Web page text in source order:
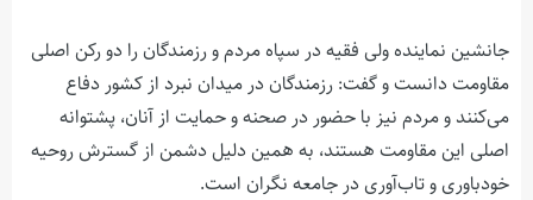
جانشین نماینده ولی فقیه در سپاه مردم و رزمندگان را دو رکن اصلی
مقاومت دانست و گفت: رزمندگان در میدان نبرد از کشور دفاع
می‌کنند و مردم نیز با حضور در صحنه و حمایت از آنان، پشتوانه
اصلی این مقاومت هستند، به همین دلیل دشمن از گسترش روحیه
خودباوری و تاب‌آوری در جامعه نگران است.